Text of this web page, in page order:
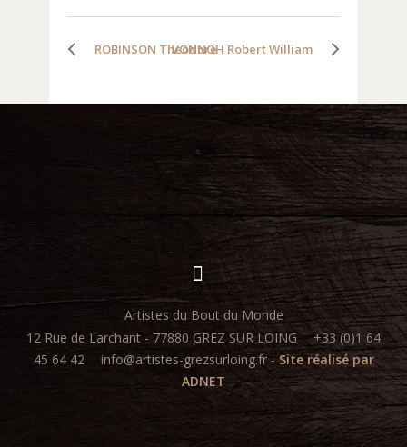
ROBINSON TheodoreVONNOH Robert William
Artistes du Bout du Monde
12 Rue de Larchant - 77880 GREZ SUR LOING
+33 (0)1 64
45 64 42
info@artistes-grezsurloing.fr -Site réalisé par
ADNET